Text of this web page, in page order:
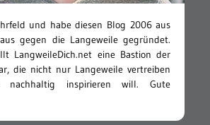
und habe diesen Blog 2006 aus
gegen die Langeweile gegründet.
LangweileDich.net eine Bastion der
die nicht nur Langeweile vertreiben
nachhaltig inspirieren will. Gute